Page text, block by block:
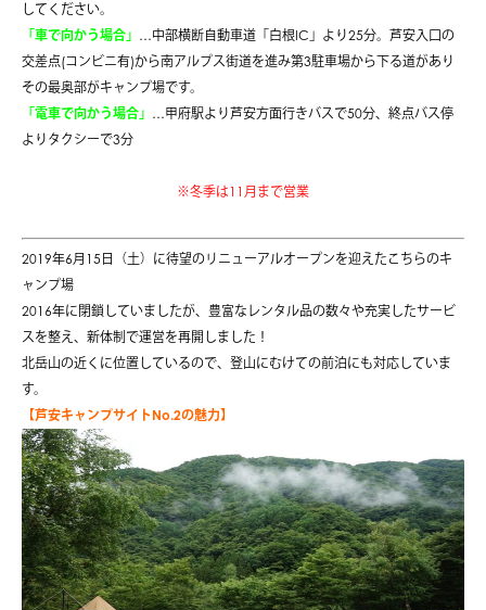
してください。
「車で向かう場合」 …中部横断自動車道「白根IC」より25分。 芦安入口の
交差点(コンビニ有)から南アルプス街道を進み第3駐車場から下る道があり
その最奥部がキャンプ場です。
「電車で向かう場合」 …甲府駅より芦安方面行きバスで50分、終点バス停
よりタクシーで3分
※冬季は11月まで営業
2019年6月15日（土）に待望のリニューアルオープンを迎えたこちらのキ
ャンプ場
2016年に閉鎖していましたが、豊富なレンタル品の数々や充実したサービ
スを整え、新体制で運営を再開しました！
北岳山の近くに位置しているので、登山にむけての前泊にも対応していま
す。
【芦安キャンプサイトNo.2の魅力】